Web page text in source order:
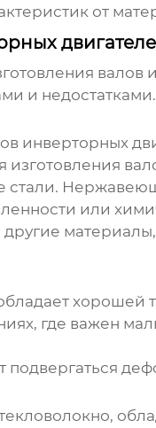
от
и
инверторных
стали.
или
хорошей
где важен